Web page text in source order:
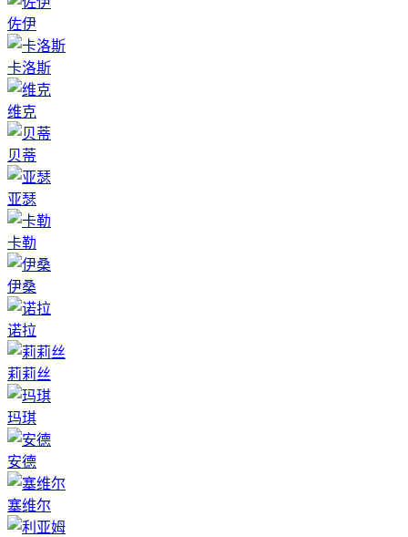
佐伊
卡洛斯
维克
贝蒂
亚瑟
卡勒
伊桑
诺拉
莉莉丝
玛琪
安德
塞维尔